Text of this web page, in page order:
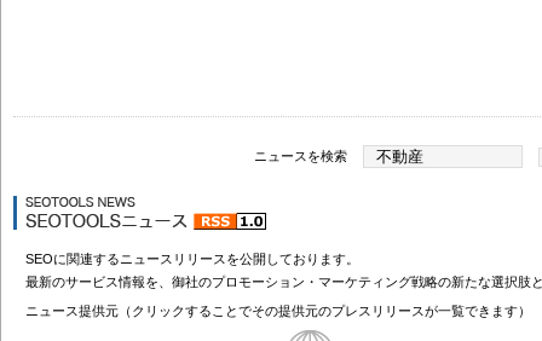
ニュースを検索
SEOに関連するニュースリリースを公開しております。
最新のサービス情報を、御社のプロモーション・マーケティング戦略の新たな選択肢
ニュース提供元（クリックすることでその提供元のプレスリリースが一覧できます）